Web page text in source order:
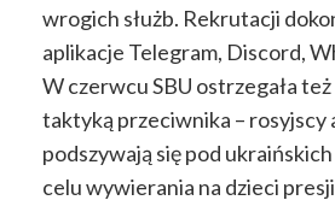
wrogich służb. Rekrutacji
aplikacje Telegram, Discord,
W czerwcu SBU ostrzegała
taktyką przeciwnika – rosyjscy
podszywają się pod
celu wywierania na dzieci